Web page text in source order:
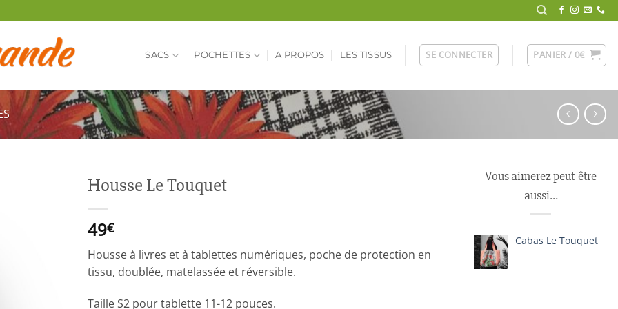
SACS POCHETTES A PROPOS LES TISSUS SE CONNECTER PANIER / 0€
Housse Le Touquet
49€
Housse à livres et à tablettes numériques, poche de protection en
tissu, doublée, matelassée et réversible.
Taille S2 pour tablette 11-12 pouces.
Vous aimerez peut-être
aussi…
Cabas Le Touquet